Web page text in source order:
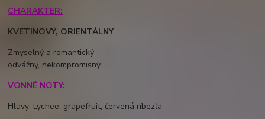
CHARAKTER:
KVETINOVÝ, ORIENTÁLNY
Zmyselný a romantický
odvážny, nekompromisný
VONNÉ NOTY:
Hlavy: Lychee, grapefruit, červená ríbezľa